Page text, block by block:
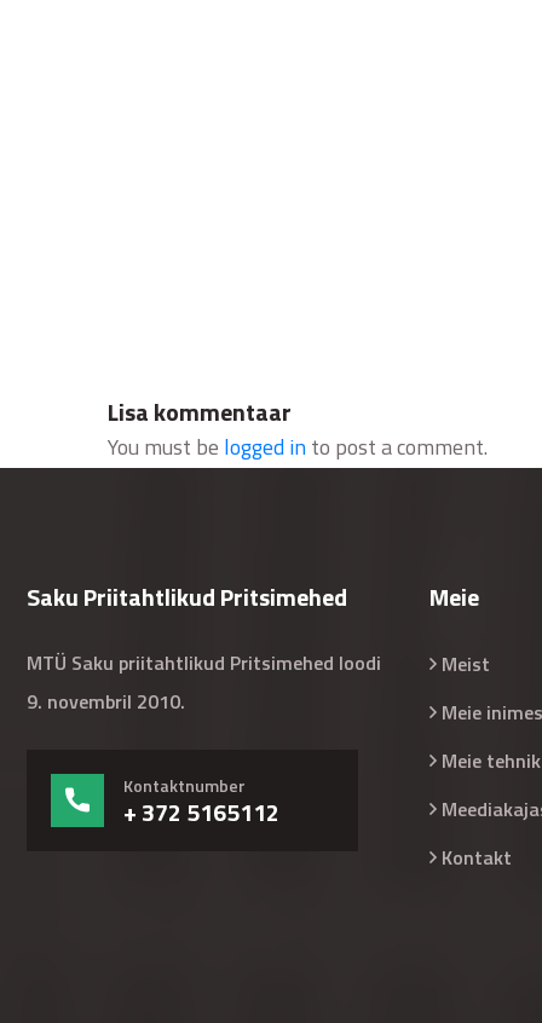
Lisa kommentaar
You must be logged into post a comment.
Saku Priitahtlikud Pritsimehed
MTÜ Saku priitahtlikud Pritsimehed loodi
9. novembril 2010.
Kontaktnumber
+ 372 5165112
Meie
Meist
Meie
Meie
Kontakt